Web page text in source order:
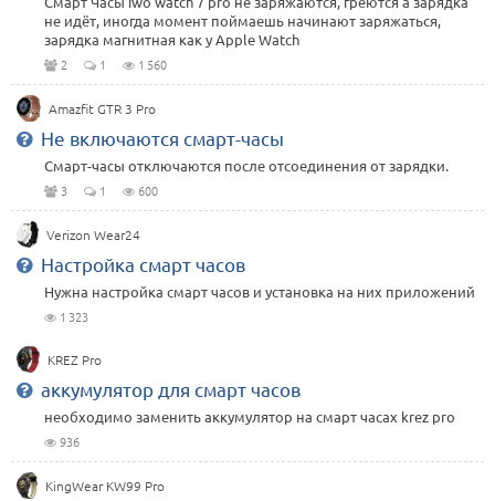
не идёт, иногда момент поймаешь начинают заряжаться,
зарядка магнитная как у Apple Watch
2 1 1 560
Amazfit GTR 3 Pro
Не включаются смарт-часы
Смарт-часы отключаются после отсоединения от зарядки.
3 1 600
Verizon Wear24
Настройка смарт часов
Нужна настройка смарт часов и установка на них приложений
1 323
KREZ Pro
аккумулятор для смарт часов
необходимо заменить аккумулятор на смарт часах krez pro
936
KingWear KW99 Pro